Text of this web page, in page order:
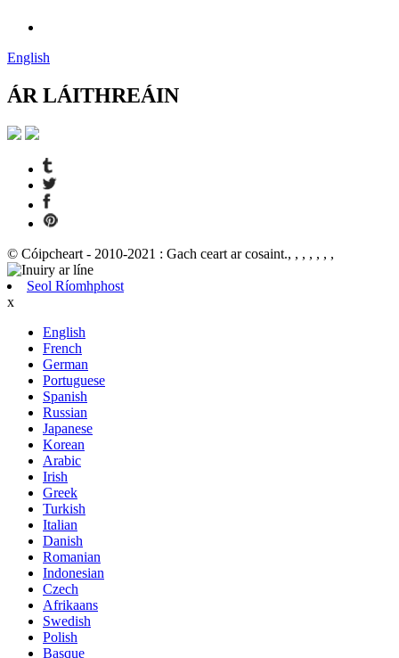
English
ÁR LÁITHREÁIN
© Cóipcheart - 2010-2021 : Gach ceart ar cosaint., , , , , , ,
Seol Ríomhphost
x
English
French
German
Portuguese
Spanish
Russian
Japanese
Korean
Arabic
Irish
Greek
Turkish
Italian
Danish
Romanian
Indonesian
Czech
Afrikaans
Swedish
Polish
Basque